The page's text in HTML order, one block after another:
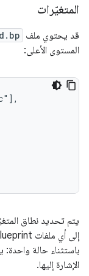
المتغيّرات
قد يحتوي ملف
المستوى الأعلى:
يتم تحديد نطاق
باستثناء حالة واحدة:
الإشارة إليها.